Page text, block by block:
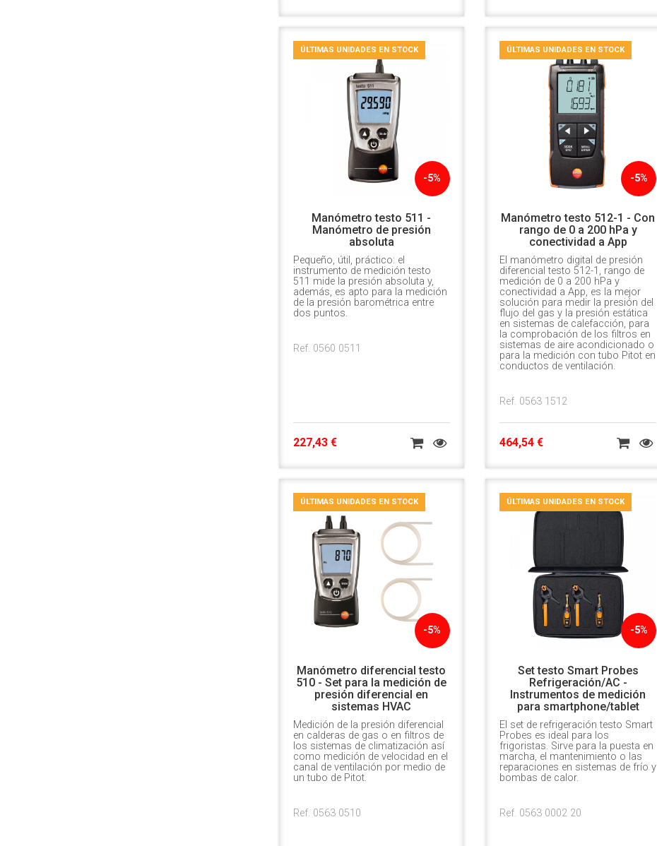
-5%
ÚLTIMAS UNIDADES EN STOCK
Manómetro testo 511 -
Manómetro de presión
absoluta
Pequeño, útil, práctico: el
instrumento de medición testo
511 mide la presión absoluta y,
además, es apto para la medición
de la presión barométrica entre
dos puntos.
Ref. 0560 0511
227,43 €
-5%
ÚLTIMAS UNIDADES EN STOCK
Manómetro testo 512-1 - Con
rango de 0 a 200 hPa y
conectividad a App
El manómetro digital de presión
diferencial testo 512-1, rango de
medición de 0 a 200 hPa y
conectividad a App, es la mejor
solución para medir la presión del
flujo del gas y la presión estática
en sistemas de calefacción, para
la comprobación de los filtros en
sistemas de aire acondicionado o
para la medición con tubo Pitot en
conductos de ventilación.
Ref. 0563 1512
464,54 €
-5%
ÚLTIMAS UNIDADES EN STOCK
Manómetro diferencial testo
510 - Set para la medición de
presión diferencial en
sistemas HVAC
Medición de la presión diferencial
en calderas de gas o en filtros de
los sistemas de climatización así
como medición de velocidad en el
canal de ventilación por medio de
un tubo de Pitot.
Ref. 0563 0510
-5%
ÚLTIMAS UNIDADES EN STOCK
Set testo Smart Probes
Refrigeración/AC -
Instrumentos de medición
para smartphone/tablet
El set de refrigeración testo Smart
Probes es ideal para los
frigoristas. Sirve para la puesta en
marcha, el mantenimiento o las
reparaciones en sistemas de frío y
bombas de calor.
Ref. 0563 0002 20